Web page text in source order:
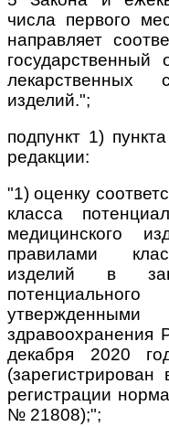
числа первого
направляет
лекарственных
изделий.";
подпункт 1)
редакции:
"1) оценку
класса
медицинского
правилами
изделий в
здравоохранения
декабря 2020
(зарегистрирован
регистрации
№ 21808);";